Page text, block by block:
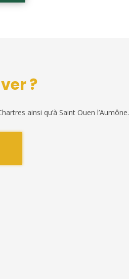
?
ainsi qu’à Saint Ouen l’Aumône.